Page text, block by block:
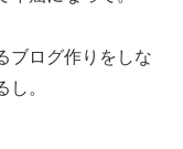
ブログ作りをしな
。